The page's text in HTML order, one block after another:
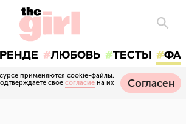
ЛЮБОВЬ ТЕСТЫ
применяются cookie-файлы.
свое согласие на их
Согласен